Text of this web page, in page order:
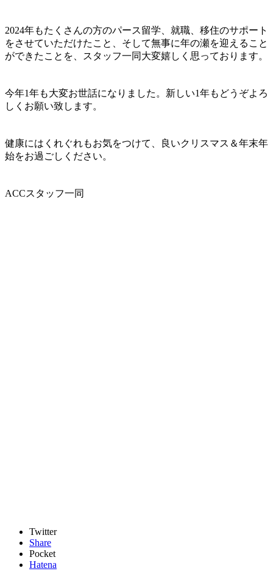
2024年もたくさんの方のパース留学、就職、移住のサポート
をさせていただけたこと、そして無事に年の瀬を迎えること
ができたことを、スタッフ一同大変嬉しく思っております。
今年1年も大変お世話になりました。新しい1年もどうぞよろ
しくお願い致します。
健康にはくれぐれもお気をつけて、良いクリスマス＆年末年
始をお過ごしください。
ACCスタッフ一同
Twitter
Share
Pocket
Hatena